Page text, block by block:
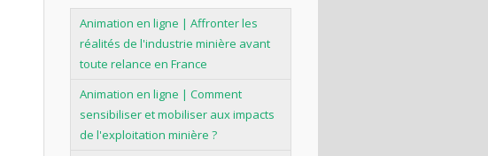
Animation en ligne | Affronter les
réalités de l'industrie minière avant
toute relance en France
Animation en ligne | Comment
sensibiliser et mobiliser aux impacts
de l'exploitation minière ?